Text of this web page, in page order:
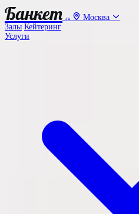
Банкет .ru
Москва
Залы Кейтеринг
Услуги